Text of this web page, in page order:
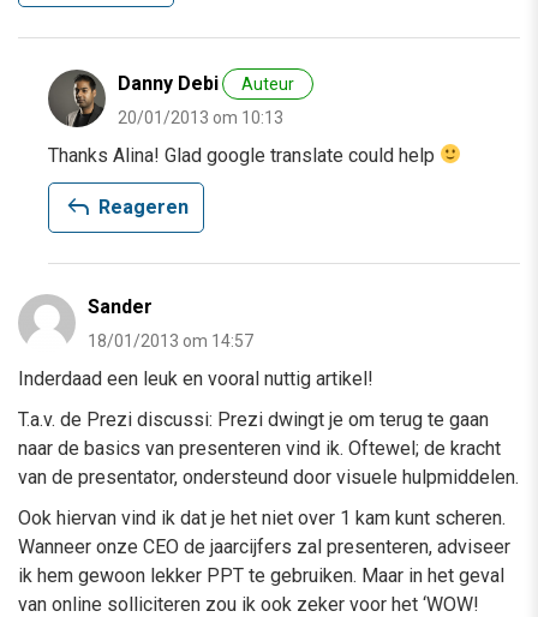
Danny Debi
Auteur
20/01/2013 om 10:13
Thanks Alina! Glad google translate could help
reply Reageren
Sander
18/01/2013 om 14:57
Inderdaad een leuk en vooral nuttig artikel!
T.a.v. de Prezi discussi: Prezi dwingt je om terug te gaan
naar de basics van presenteren vind ik. Oftewel; de kracht
van de presentator, ondersteund door visuele hulpmiddelen.
Ook hiervan vind ik dat je het niet over 1 kam kunt scheren.
Wanneer onze CEO de jaarcijfers zal presenteren, adviseer
ik hem gewoon lekker PPT te gebruiken. Maar in het geval
van online solliciteren zou ik ook zeker voor het ‘WOW!